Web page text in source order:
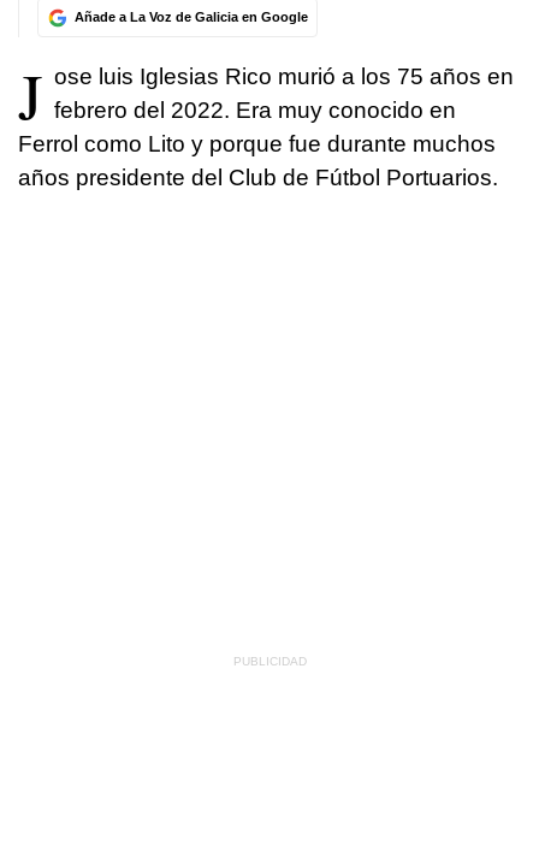
Añade a La Voz de Galicia en Google
J ose luis Iglesias Rico murió a los 75 años en
febrero del 2022. Era muy conocido en
Ferrol como Lito y porque fue durante muchos
años presidente del Club de Fútbol Portuarios.